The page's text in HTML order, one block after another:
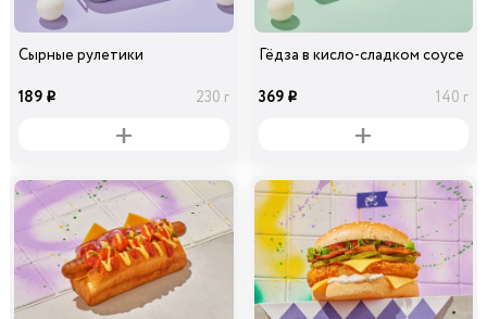
Сырные рулетики
189 i 230 г
Гёдза в кисло-сладком соусе
369 i 140 г